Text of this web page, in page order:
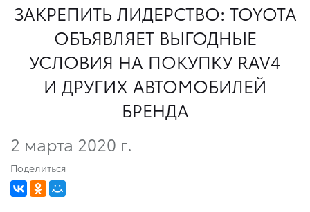
ЗАКРЕПИТЬ ЛИДЕРСТВО: TOYOTA
ОБЪЯВЛЯЕТ ВЫГОДНЫЕ
УСЛОВИЯ НА ПОКУПКУ RAV4
И ДРУГИХ АВТОМОБИЛЕЙ
БРЕНДА
2 марта 2020 г.
Поделиться